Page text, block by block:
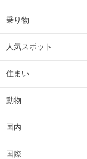
乗り物
人気スポット
住まい
動物
国内
国際